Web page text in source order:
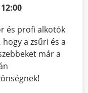
és profi alkotók
a zsűri és a
már a